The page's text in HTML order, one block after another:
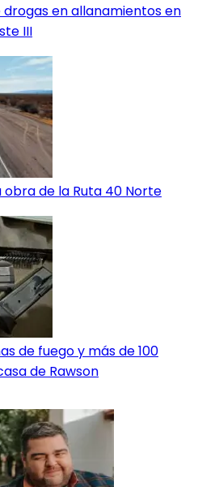
en allanamientos en
III
de la Ruta 40 Norte
de fuego y más de 100
de Rawson